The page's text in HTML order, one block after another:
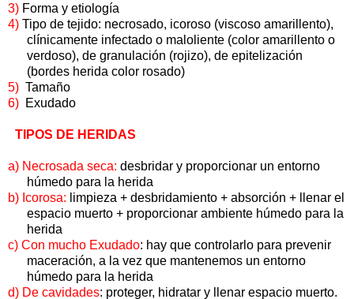
3) Forma y etiología
4) Tipo de tejido: necrosado, icoroso (viscoso amarillento),
clínicamente infectado o maloliente (color amarillento o
verdoso), de granulación (rojizo), de epitelización
(bordes herida color rosado)
5) Tamaño
6) Exudado
TIPOS DE HERIDAS
a) Necrosada seca: desbridar y proporcionar un entorno
húmedo para la herida
b) Icorosa: limpieza + desbridamiento + absorción + llenar el
espacio muerto + proporcionar ambiente húmedo para la
herida
c) Con mucho Exudado: hay que controlarlo para prevenir
maceración, a la vez que mantenemos un entorno
húmedo para la herida
d) De cavidades: proteger, hidratar y llenar espacio muerto.